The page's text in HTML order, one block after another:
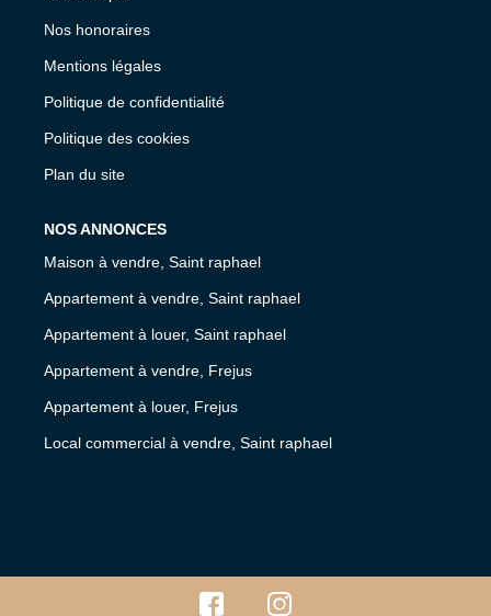
Nos honoraires
Mentions légales
Politique de confidentialité
Politique des cookies
Plan du site
NOS ANNONCES
Maison à vendre, Saint raphael
Appartement à vendre, Saint raphael
Appartement à louer, Saint raphael
Appartement à vendre, Frejus
Appartement à louer, Frejus
Local commercial à vendre, Saint raphael